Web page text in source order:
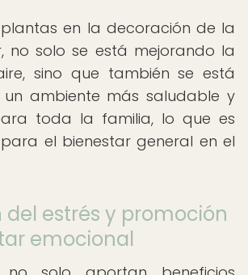
en la decoración de la
no solo se está mejorando la
sino que también se está
un ambiente más saludable y
toda la familia, lo que es
el bienestar general en el
del estrés y promoción
emocional